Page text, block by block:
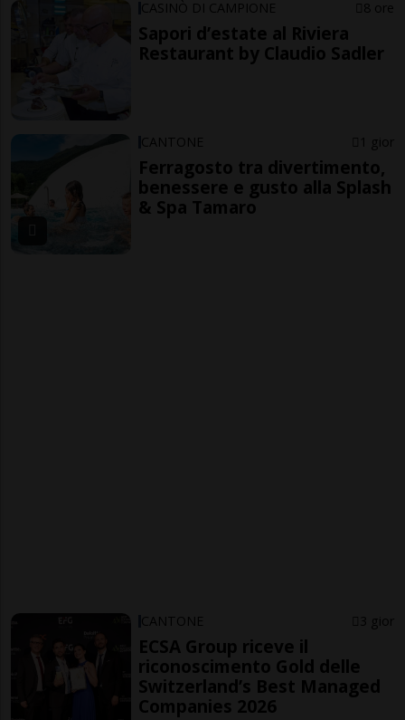
CASINÒ DI CAMPIONE 8 ore
Sapori d’estate al Riviera
Restaurant by Claudio Sadler
CANTONE 1 gior
Ferragosto tra divertimento,
benessere e gusto alla Splash
& Spa Tamaro
CANTONE 3 gior
ECSA Group riceve il
riconoscimento Gold delle
Switzerland’s Best Managed
Companies 2026